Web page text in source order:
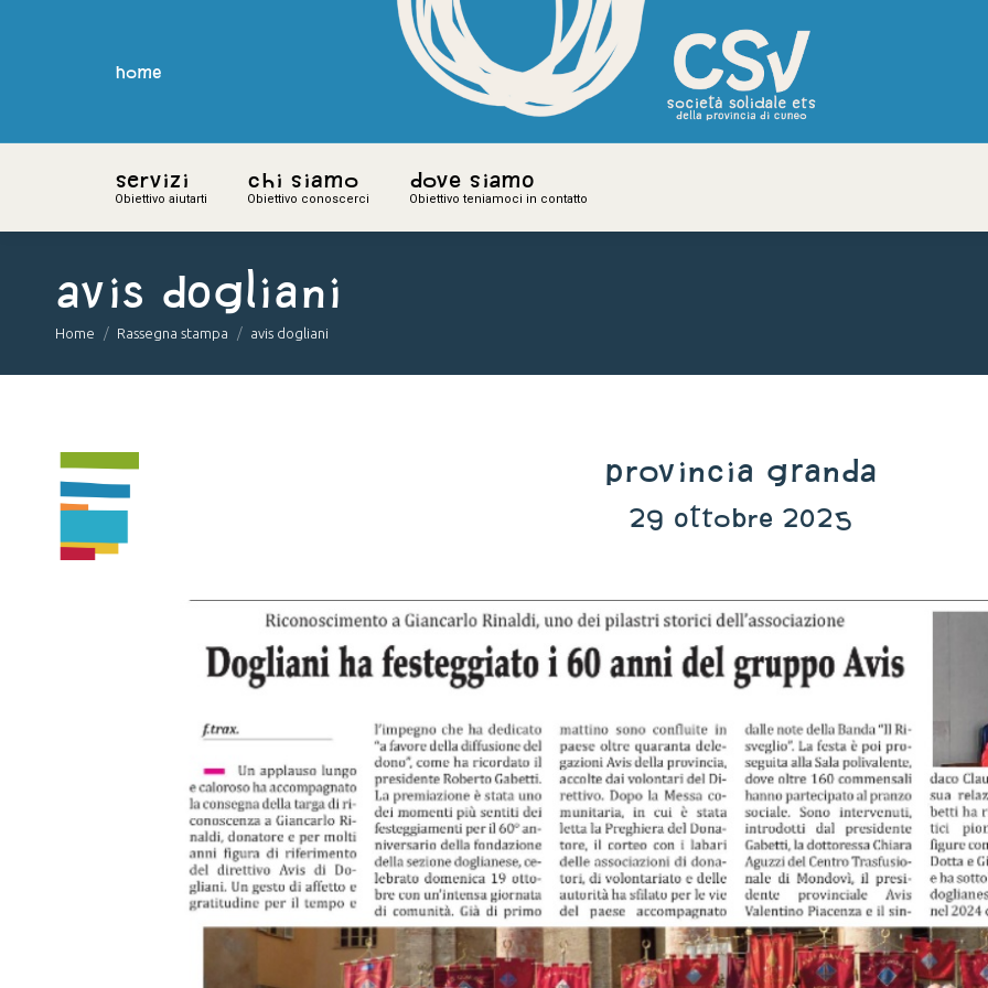
home
Servizi
Obiettivo aiutarti
Chi siamo
Obiettivo conoscerci
Dove siamo
Obiettivo teniamoci in contatto
avis dogliani
You are here:
Home Rassegna stampa avis dogliani
Provincia Granda
29 ottobre 2025
home
Servizi
Obiettivo aiutarti
Chi siamo
Obiettivo conoscerci
Dove siamo
Obiettivo teniamoci in contatto